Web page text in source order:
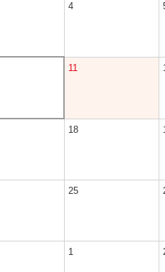
4
11
18
25
1